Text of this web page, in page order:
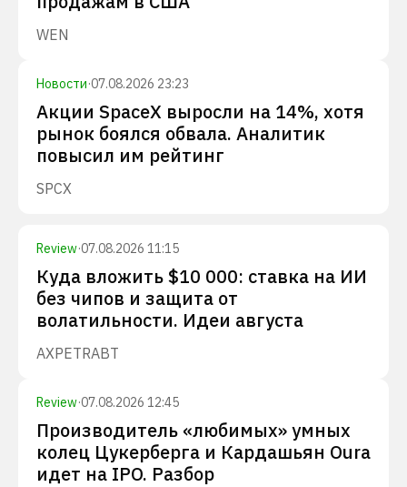
WEN
Новости·07.08.2026 23:23
Акции SpaceX выросли на 14%, хотя
рынок боялся обвала. Аналитик
повысил им рейтинг
SPCX
Review·07.08.2026 11:15
Куда вложить $10 000: ставка на ИИ
без чипов и защита от
волатильности. Идеи августа
AXPETRABT
Review·07.08.2026 12:45
Производитель «любимых» умных
колец Цукерберга и Кардашьян Oura
идет на IPO. Разбор